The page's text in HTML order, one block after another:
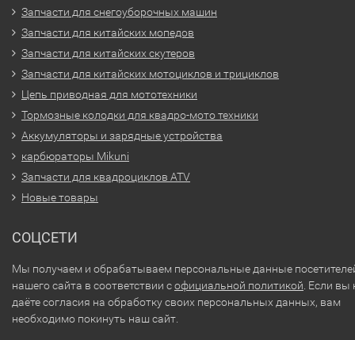
Запчасти для снегоуборочных машин
Запчасти для китайских мопедов
Запчасти для китайских скутеров
Запчасти для китайских мотоциклов и трициклов
Цепь приводная для мототехники
Тормозные колодки для квадро-мото техники
Аккумуляторы и зарядные устройства
карбюраторы Mikuni
Запчасти для квадроциклов ATV
Новые товары
СОЦСЕТИ
Мы получаем и обрабатываем персональные данные
нашего сайта в соответствии софициальной политикой . Если вы
даёте согласия на обработку своих персональных данных, вам
необходимо покинуть наш сайт.